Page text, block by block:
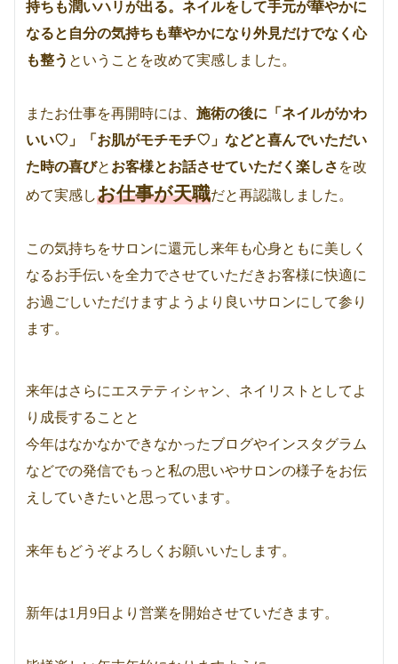
持ちも潤いハリが出る。ネイルをして手元が華やかに
なると自分の気持ちも華やかになり外見だけでなく心
も整う ということを改めて実感しました。
またお仕事を再開時には、 施術の後に「ネイルがかわ
いい♡」「お肌がモチモチ♡」などと喜んでいただい
た時の喜びと お客様とお話させていただく楽しさ を改
めて実感しお仕事が天職だと再認識しました。
この気持ちをサロンに還元し来年も心身ともに美しく
なるお手伝いを全力でさせていただきお客様に快適に
お過ごしいただけますようより良いサロンにして参り
ます。
来年はさらにエステティシャン、ネイリストとしてよ
り成長することと
今年はなかなかできなかったブログやインスタグラム
などでの発信でもっと私の思いやサロンの様子をお伝
えしていきたいと思っています。
来年もどうぞよろしくお願いいたします。
新年は1月9日より営業を開始させていだきます。